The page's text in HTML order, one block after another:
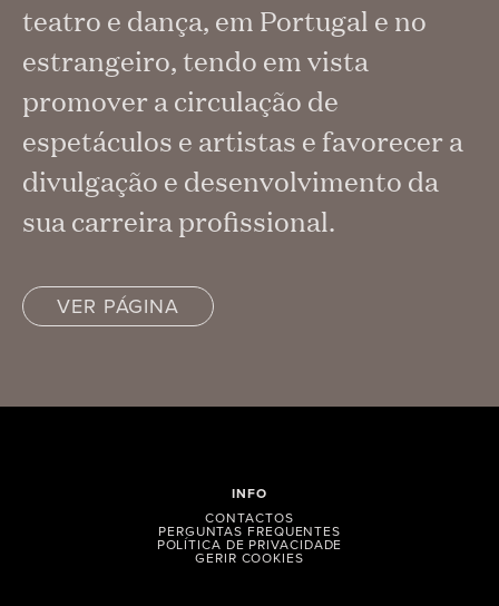
teatro e dança, em Portugal e no
estrangeiro, tendo em vista
promover a circulação de
espetáculos e artistas e favorecer a
divulgação e desenvolvimento da
sua carreira profissional.
VER PÁGINA
INFO
CONTACTOS
PERGUNTAS FREQUENTES
POLÍTICA DE PRIVACIDADE
GERIR COOKIES